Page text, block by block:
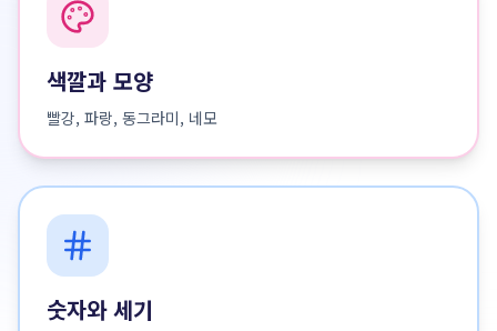
색깔과 모양
빨강, 파랑, 동그라미, 네모
숫자와 세기